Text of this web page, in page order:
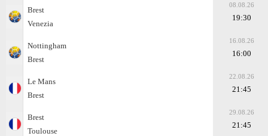
Brest
Venezia
08.08.26
19:30
Nottingham
Brest
16.08.26
16:00
Le Mans
Brest
22.08.26
21:45
Brest
Toulouse
29.08.26
21:45